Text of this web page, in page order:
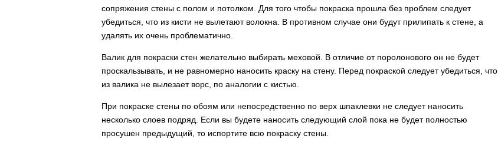
сопряжения стены с полом и потолком. Для того чтобы покраска прошла без проблем следует
убедиться, что из кисти не вылетают волокна. В противном случае они будут прилипать к стене, а
удалять их очень проблематично.
Валик для покраски стен желательно выбирать меховой. В отличие от поролонового он не будет
проскальзывать, и не равномерно наносить краску на стену. Перед покраской следует убедиться, что
из валика не вылезает ворс, по аналогии с кистью.
При покраске стены по обоям или непосредственно по верх шпаклевки не следует наносить
несколько слоев подряд. Если вы будете наносить следующий слой пока не будет полностью
просушен предыдущий, то испортите всю покраску стены.